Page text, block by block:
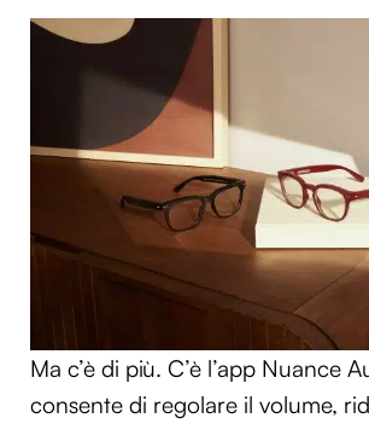
Ma c’è di più. C’è l’app Nuance
consente di regolare il volume,